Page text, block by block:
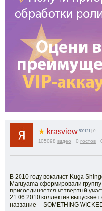
★ krasview 500121 | 0
105098 видео 0 постов 0
В 2010 году вокалист Kuga
Maruyama сформировали
присоединяется четвертый
21.06.2010 коллектив
название 「SOMETHING